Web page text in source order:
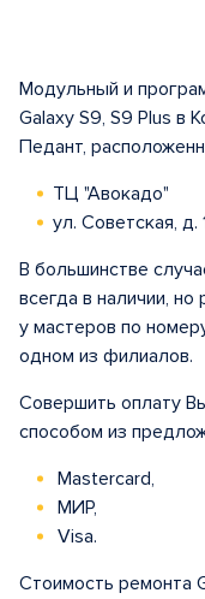
Модульный и
Galaxy S9, S9 Plus в
Педант,
ТЦ "Авокадо"
ул. Советская, д.
В большинстве
всегда в наличии,
у мастеров по
одном из филиалов.
Совершить оплату
способом из
Mastercard,
МИР,
Visa.
Стоимость ремонта